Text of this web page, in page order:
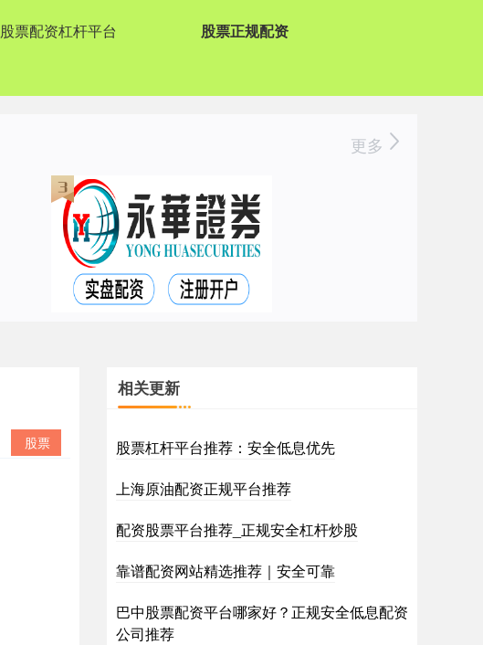
股票配资杠杆平台 股票正规配资
更多
股票
相关更新
股票杠杆平台推荐：安全低息优先
上海原油配资正规平台推荐
配资股票平台推荐_正规安全杠杆炒股
靠谱配资网站精选推荐｜安全可靠
巴中股票配资平台哪家好？正规安全低息配资
公司推荐